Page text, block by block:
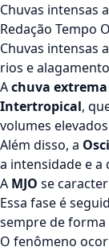
Chuvas intensas
Redação Tempo
Chuvas intensas
rios e
Achuva extrema
Intertropical,
volumes
Além disso, a
a intensidade e a
A MJO se
Essa fase é
sempre de forma
O fenômeno